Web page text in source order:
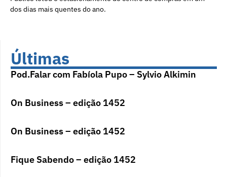
dos dias mais quentes do ano.
Últimas
Pod.Falar com Fabíola Pupo – Sylvio Alkimin
On Business – edição 1452
On Business – edição 1452
Fique Sabendo – edição 1452